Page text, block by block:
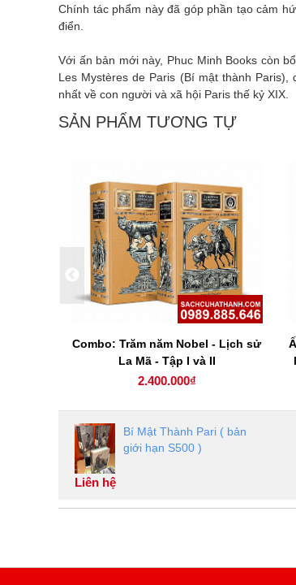
Chính tác phẩm này đã góp phần tạo cảm
điển.
Với ấn bản mới này, Phuc Minh Books còn
Les Mystères de Paris (Bí mật thành
nhất về con người và xã hội Paris thế kỷ XIX.
SẢN PHẨM TƯƠNG TỰ
Combo: Trăm năm Nobel - Lịch sử
La Mã - Tập I và II
2.400.000₫
Bí Mật Thành Pari ( bản
giới hạn S500 )
Liên hệ